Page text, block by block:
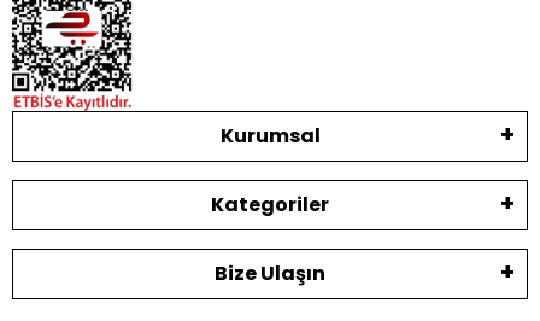
Kurumsal
Kategoriler
Bize Ulaşın